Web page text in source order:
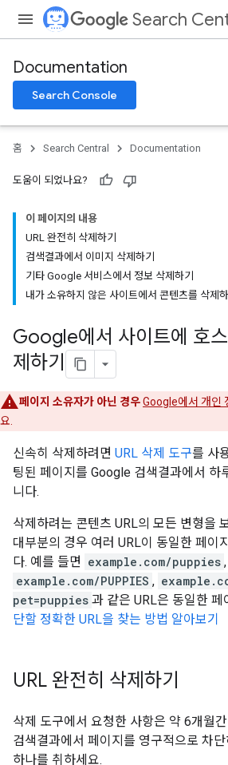
Search
Documentation
Search Console
홈 Search Central Documentation
도움이 되었나요?
이 페이지의 내용
URL 완전히 삭제하기
검색결과에서 이미지 삭제하기
기타 Google 서비스에서 정보 삭제하기
내가 소유하지 않은 사이트에서 콘텐츠를 삭제
Google에서 사이트에 호
제하기
페이지 소유자가 아닌 경우Google에서 개인
요.
신속히 삭제하려면 URL 삭제 도구를 사
팅된 페이지를 Google 검색결과에서 하
니다.
삭제하려는 콘텐츠 URL의 모든 변형을
대부분의 경우 여러 URL이 동일한 페이
다. 예를 들면 example.com/puppies ,
example.com/PUPPIES ,
pet=puppies 과 같은 URL은 동일한 페
단할 정확한 URL을 찾는 방법 알아보기
URL 완전히 삭제하기
삭제 도구에서 요청한 사항은 약 6개월
검색결과에서 페이지를 영구적으로 차
하나를 취하세요.